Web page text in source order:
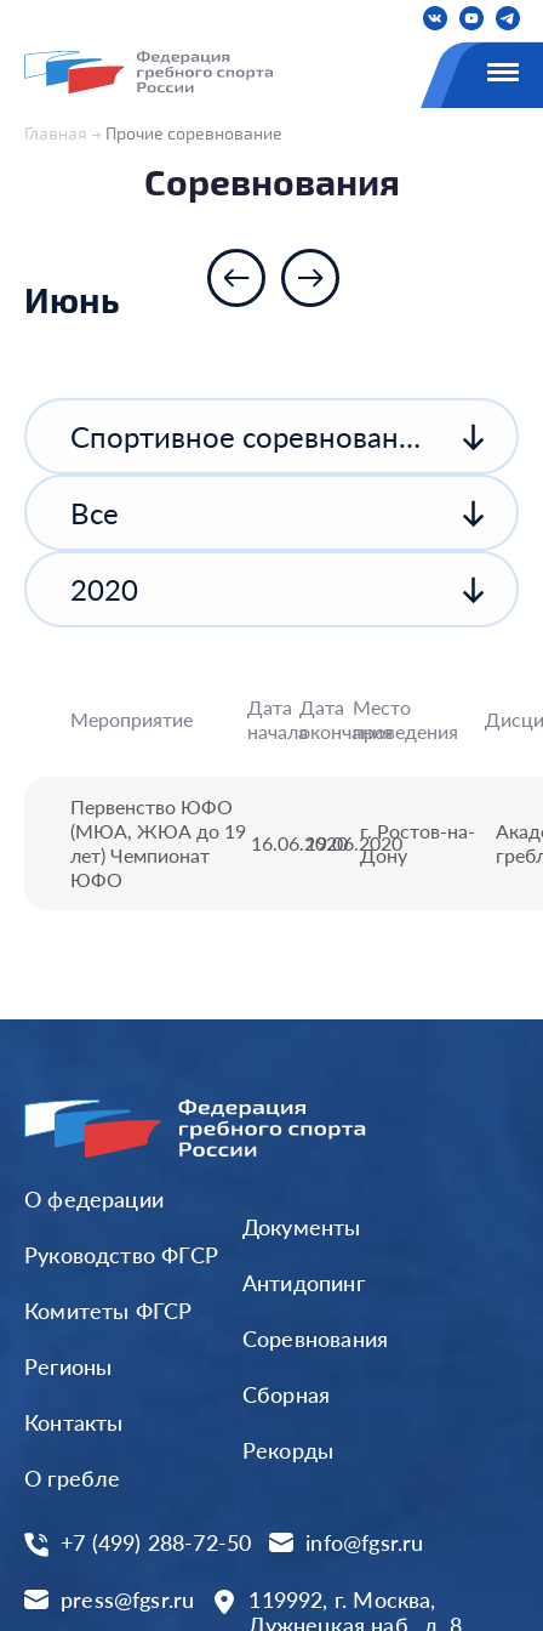
Главная Прочие соревнование
Соревнования
Июнь
Спортивное соревнование спортивной организации
Все
2020
Мероприятие
Дата
начала
Дата
окончания
Место
проведения
Первенство ЮФО
(МЮА, ЖЮА до 19
лет) Чемпионат
ЮФО
16.06.202019.06.2020
г. Ростов-на-
Дону
О федерации
Руководство ФГСР
Комитеты ФГСР
Регионы
Контакты
О гребле
Документы
Антидопинг
Соревнования
Сборная
Рекорды
+7 (499) 288-72-50 info@fgsr.ru
press@fgsr.ru
119992, г. Москва,
Лужнецкая наб., д. 8